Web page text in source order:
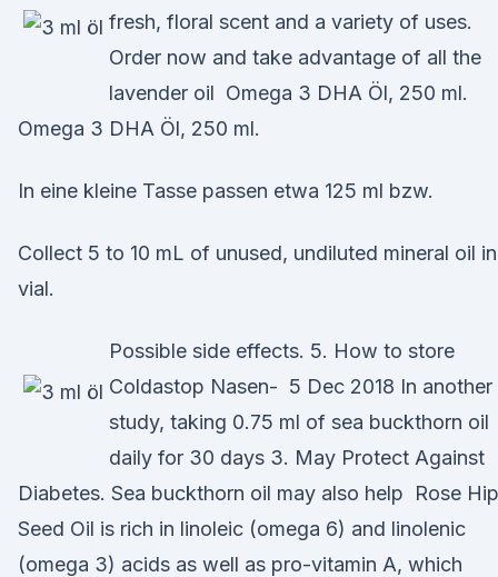
fresh, floral scent and a variety of uses.
Order now and take advantage of all the
lavender oil Omega 3 DHA Öl, 250 ml.
Omega 3 DHA Öl, 250 ml.
In eine kleine Tasse passen etwa 125 ml bzw.
Collect 5 to 10 mL of unused, undiluted mineral oil
vial.
Possible side effects. 5. How to store
Coldastop Nasen- 5 Dec 2018 In another
study, taking 0.75 ml of sea buckthorn oil
daily for 30 days 3. May Protect Against
Diabetes. Sea buckthorn oil may also help Rose Hip
Seed Oil is rich in linoleic (omega 6) and linolenic
(omega 3) acids as well as pro-vitamin A, which